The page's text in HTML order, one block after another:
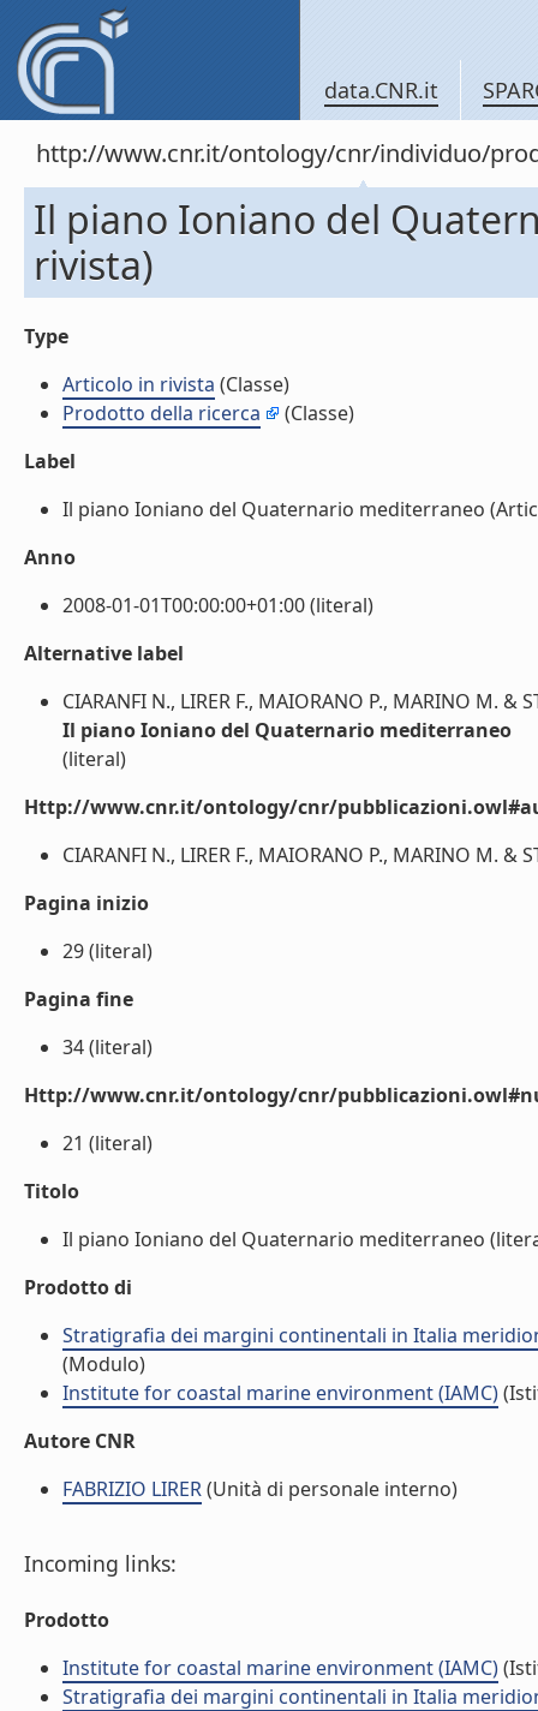
data.CNR.it
http://www.cnr.it/ontology/cnr/individuo/
Il piano Ioniano del
rivista)
Type
Articolo in rivista (Classe)
Prodotto della ricerca
(Classe)
Label
Il piano Ioniano del Quaternario mediterraneo
Anno
2008-01-01T00:00:00+01:00 (literal)
Alternative label
CIARANFI N., LIRER F., MAIORANO P., MARINO M. &
Il piano Ioniano del Quaternario mediterraneo
(literal)
Http://www.cnr.it/ontology/cnr/
CIARANFI N., LIRER F., MAIORANO P., MARINO M. &
Pagina inizio
29 (literal)
Pagina fine
34 (literal)
Http://www.cnr.it/ontology/cnr/
21 (literal)
Titolo
Il piano Ioniano del Quaternario mediterraneo
Prodotto di
Stratigrafia dei margini continentali in Italia
(Modulo)
Institute for coastal marine environment (IAMC)
Autore CNR
FABRIZIO LIRER(Unità di personale interno)
Incoming links:
Prodotto
Institute for coastal marine environment (IAMC)
Stratigrafia dei margini continentali in Italia